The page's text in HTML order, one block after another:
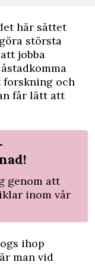
här sättet
största
jobba
forskning och
får lätt att
genom att
inom vår
ihop
man vid